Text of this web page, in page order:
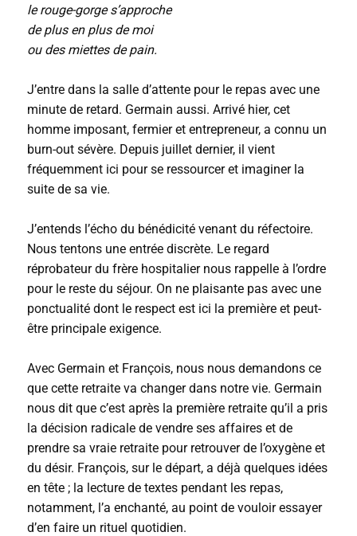
le rouge-gorge s’approche
de plus en plus de moi
ou des miettes de pain.
J’entre dans la salle d’attente pour le repas avec une
minute de retard. Germain aussi. Arrivé hier, cet
homme imposant, fermier et entrepreneur, a connu un
burn-out sévère. Depuis juillet dernier, il vient
fréquemment ici pour se ressourcer et imaginer la
suite de sa vie.
J’entends l’écho du bénédicité venant du réfectoire.
Nous tentons une entrée discrète. Le regard
réprobateur du frère hospitalier nous rappelle à l’ordre
pour le reste du séjour. On ne plaisante pas avec une
ponctualité dont le respect est ici la première et peut-
être principale exigence.
Avec Germain et François, nous nous demandons ce
que cette retraite va changer dans notre vie. Germain
nous dit que c’est après la première retraite qu’il a pris
la décision radicale de vendre ses affaires et de
prendre sa vraie retraite pour retrouver de l’oxygène et
du désir. François, sur le départ, a déjà quelques idées
en tête ; la lecture de textes pendant les repas,
notamment, l’a enchanté, au point de vouloir essayer
d’en faire un rituel quotidien.